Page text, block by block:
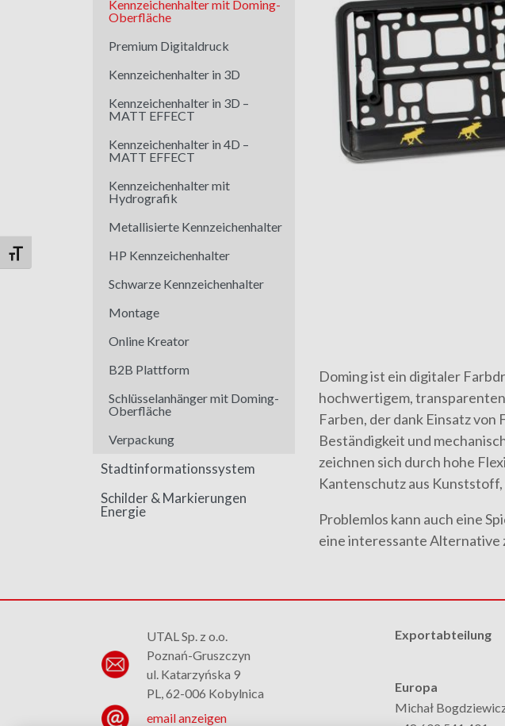
Schrift vergrößern
Doming ist ein digitaler
hochwertigem,
Farben, der dank Einsatz
Beständigkeit und
zeichnen sich durch hohe
Kantenschutz aus
Problemlos kann auch eine
eine interessante
Kennzeichenhalter mit Doming-
Oberfläche
Premium Digitaldruck
Kennzeichenhalter in 3D
Kennzeichenhalter in 3D –
MATT EFFECT
Kennzeichenhalter in 4D –
MATT EFFECT
Kennzeichenhalter mit
Hydrografik
Metallisierte Kennzeichenhalter
HP Kennzeichenhalter
Schwarze Kennzeichenhalter
Montage
Online Kreator
B2B Plattform
Schlüsselanhänger mit Doming-
Oberfläche
Verpackung
Stadtinformationssystem
Schilder & Markierungen
Energie
UTAL Sp. z o.o.
Poznań-Gruszczyn
ul. Katarzyńska 9
PL, 62-006 Kobylnica
email anzeigen
Exportabteilung
Europa
Michał